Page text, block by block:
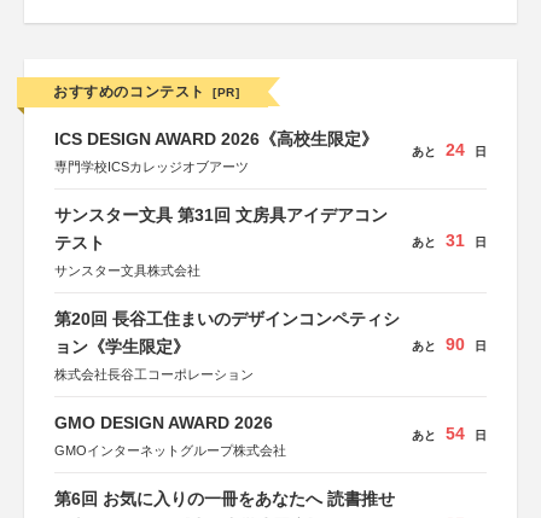
おすすめのコンテスト [PR]
ICS DESIGN AWARD 2026《高校生限定》
専門学校ICSカレッジオブアーツ
あと 24 日
サンスター文具 第31回 文房具アイデアコン
テスト
サンスター文具株式会社
あと 31 日
第20回 長谷工住まいのデザインコンペティシ
ョン《学生限定》
株式会社長谷工コーポレーション
あと 90 日
GMO DESIGN AWARD 2026
GMOインターネットグループ株式会社
あと 54 日
第6回 お気に入りの一冊をあなたへ 読書推せ